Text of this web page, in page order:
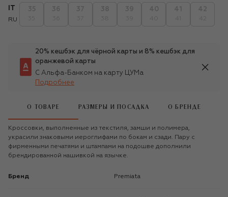
RU
20% кешбэк для чёрной карты и 8% кешбэк для
оранжевой карты
С Альфа-Банком на карту ЦУМа
Подробнее
О ТОВАРЕ РАЗМЕРЫ И ПОСАДКА О БРЕНДЕ
Кроссовки, выполненные из текстиля, замши и полимера,
украсили знаковыми иероглифами по бокам и сзади. Пару с
фирменными печатями и штампами на подошве дополнили
брендированной нашивкой на язычке.
Бренд Premiata